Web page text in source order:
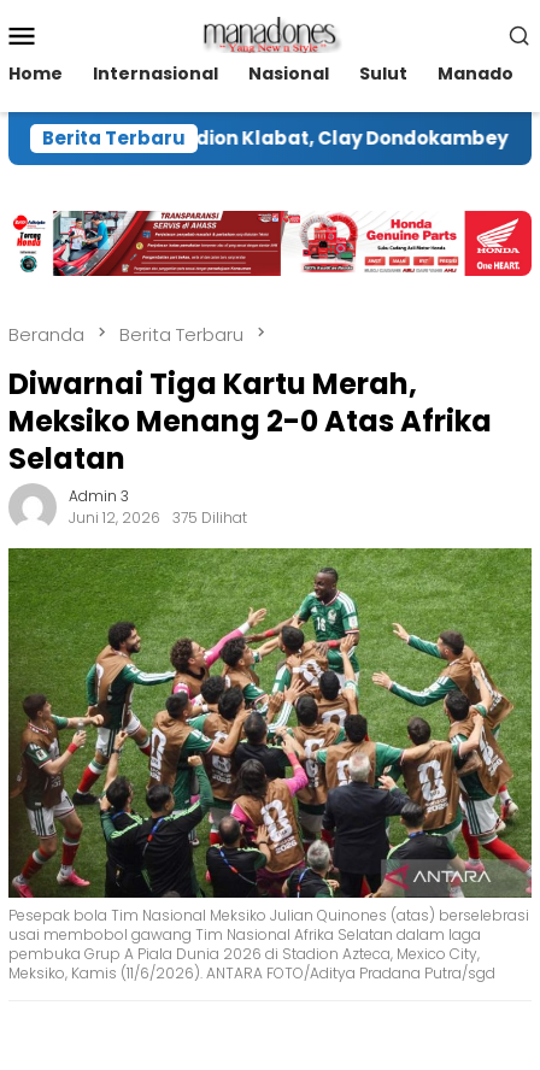
ke
kontenMobile
Home Internasional Nasional Sulut Manado
Berita Terbaru
Stadion Klabat, Clay Dondokambey Hadapi
Beranda Berita Terbaru
Diwarnai Tiga Kartu Merah,
Meksiko Menang 2-0 Atas Afrika
Selatan
Admin 3
Juni 12, 2026
375 Dilihat
Pesepak bola Tim Nasional Meksiko Julian Quinones (atas) berselebrasi
usai membobol gawang Tim Nasional Afrika Selatan dalam laga
pembuka Grup A Piala Dunia 2026 di Stadion Azteca, Mexico City,
Meksiko, Kamis (11/6/2026). ANTARA FOTO/Aditya Pradana Putra/sgd